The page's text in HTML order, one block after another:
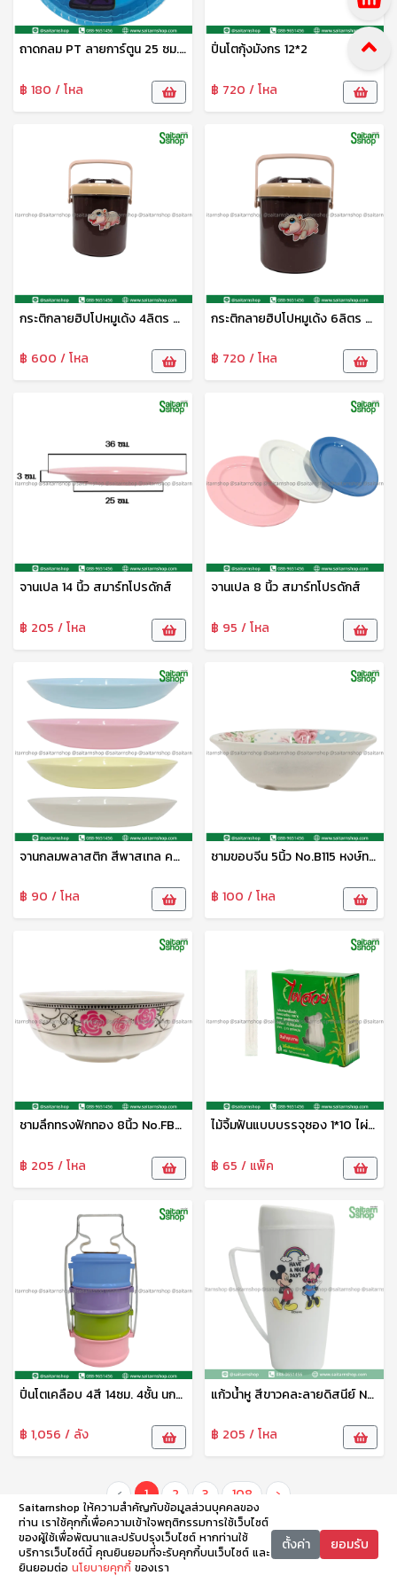
ถาดกลม PT ลายการ์ตูน 25 ซม. DM-1124005 Zonertoy
฿ 180 / โหล
ปิ่นโตกุ้งมังกร 12*2
฿ 720 / โหล
กระติกลายฮิปโปหมูเด้ง 4ลิตร M4AA ห่าน
฿ 600 / โหล
กระติกลายฮิปโปหมูเด้ง 6ลิตร M6AA ห่าน
฿ 720 / โหล
จานเปล 14 นิ้ว สมาร์ทโปรดักส์
฿ 205 / โหล
จานเปล 8 นิ้ว สมาร์ทโปรดักส์
฿ 95 / โหล
จานกลมพลาสติก สีพาสเทล คละสี UT6702/1 UNT
฿ 90 / โหล
ชามขอบจีน 5นิ้ว No.B115 หงษ์ทอง
฿ 100 / โหล
ชามลึกทรงฟักทอง 8นิ้ว No.FB3308 หงษ์ทอง
฿ 205 / โหล
ไม้จิ้มฟันแบบบรรจุซอง 1*10 ไผ่สวย
฿ 65 / แพ็ค
ปิ่นโตเคลือบ 4สี 14ซม. 4ชั้น นกพิราบ
฿ 1,056 / ลัง
แก้วน้ำหู สีขาวคละลายดิสนีย์ No.09-02-DN เบสกลาส
฿ 205 / โหล
‹ 1 2 3 108 ›
Saitarnshop ให้ความสำคัญกับข้อมูลส่วนบุคคลของ
ท่าน เราใช้คุกกี้เพื่อความเข้าใจพฤติกรรมการใช้เว็บไซต์
ของผู้ใช้เพื่อพัฒนาและปรับปรุงเว็บไซต์ หากท่านใช้
บริการเว็บไซต์นี้ คุณยินยอมที่จะรับคุกกี้บนเว็บไซต์ และ
ยินยอมต่อ นโยบายคุกกี้ ของเรา
ตั้งค่า ยอมรับ